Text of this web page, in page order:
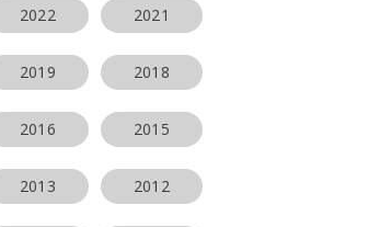
2022 2021
2019 2018
2016 2015
2013 2012